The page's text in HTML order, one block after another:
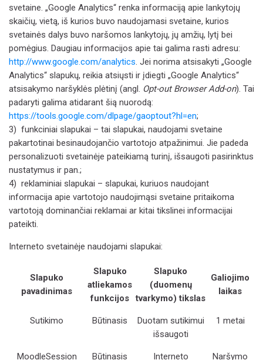
svetaine. „Google Analytics“ renka informaciją apie lankytojų
skaičių, vietą, iš kurios buvo naudojamasi svetaine, kurios
svetainės dalys buvo naršomos lankytojų, jų amžių, lytį bei
pomėgius. Daugiau informacijos apie tai galima rasti adresu:
http://www.google.com/analytics. Jei norima atsisakyti „Google
Analytics“ slapukų, reikia atsiųsti ir įdiegti „Google Analytics“
atsisakymo naršyklės plėtinį (angl. Opt-out Browser Add-on). Tai
padaryti galima atidarant šią nuorodą:
https://tools.google.com/dlpage/gaoptout?hl=en;
3) funkciniai slapukai – tai slapukai, naudojami svetaine
pakartotinai besinaudojančio vartotojo atpažinimui. Jie padeda
personalizuoti svetainėje pateikiamą turinį, išsaugoti pasirinktus
nustatymus ir pan.;
4) reklaminiai slapukai – slapukai, kuriuos naudojant
informacija apie vartotojo naudojimąsi svetaine pritaikoma
vartotoją dominančiai reklamai ar kitai tikslinei informacijai
pateikti.
Interneto svetainėje naudojami slapukai:
Slapuko
pavadinimas
Slapuko
atliekamos
funkcijos
Slapuko
(duomenų
tvarkymo) tikslas
Galiojimo
laikas
Sutikimo Būtinasis
Duotam sutikimui
išsaugoti
1 metai
MoodleSession Būtinasis
Interneto
Naršymo